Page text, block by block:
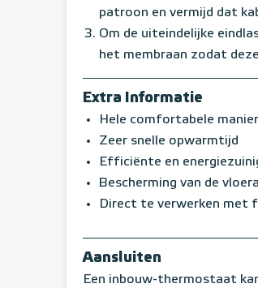
patroon en vermijd dat
Om de uiteindelijke
het membraan zodat
Extra Informatie
Hele comfortabele
Zeer snelle opwarmtijd
Efficiënte en
Bescherming van de
Direct te verwerken met
Aansluiten
Een inbouw-thermostaat